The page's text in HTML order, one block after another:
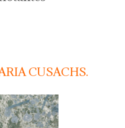
duran. jardí pintat
CUSACHS.